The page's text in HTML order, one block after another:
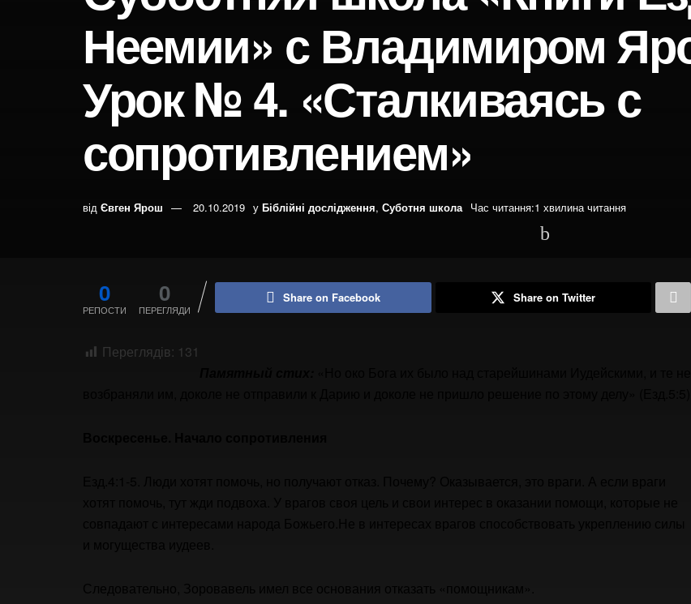
Неемии» с Владимиром
Урок № 4. «Сталкиваясь с
сопротивлением»
від Євген Ярош 20.10.2019 у Біблійні дослідження, Суботня школа Час читання:1 хвилина читання
0
РЕПОСТИ
0
ПЕРЕГЛЯДИ
Share on Facebook Share on Twitter
Переглядів: 131